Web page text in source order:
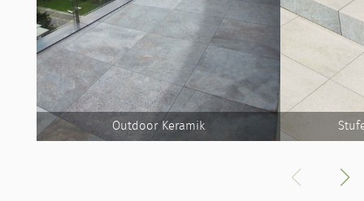
Outdoor Keramik